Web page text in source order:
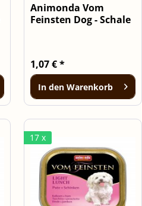
Animonda Vom
Feinsten Dog - Schale
1,07 € *
In den Warenkorb
17 x